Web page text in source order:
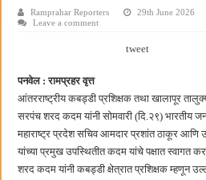
हर घर तिरंगा अभियानासंदर्भात पनवेलमध्ये बैठक
कामोठे येथे समाजोपयोगी वस्तूंच्या वाटपाचा उपक्रम
छत्रपती शिवाजी महाराज महाराजस्व समाधान
बाल्मर लॉरी आणि शेल इंडियातील कंत्राटी कामगारांना
कॉमनवेल्थ टेबल टेनिस स्पर्धेत सीकेटीच्या स्वस्तिका
Ramprahar Reporters 29th June 2026
Leave a comment
tweet
पनवेल : रामप्रहर वृत्त
आंतरराष्ट्रीय कबड्डी प्रशिक्षक तथा खालापूर
सरपंच शरद कदम यांनी सोमवारी (दि.२९) भारतीय
महाराष्ट्र प्रदेश सचिव आमदार प्रशांत ठाकूर आणि
यांच्या प्रमुख उपस्थितीत कदम यांचे पक्षात स्वागत
शरद कदम यांनी कबड्डी क्षेत्रात प्रशिक्षक म्हणून